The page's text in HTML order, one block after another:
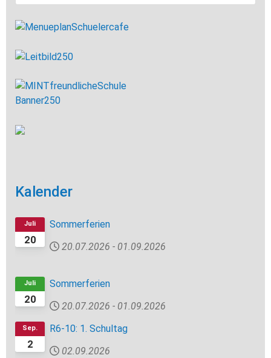
Kalender
20
Juli
Sommerferien
20.07.2026 - 01.09.2026
20
Juli
Sommerferien
20.07.2026 - 01.09.2026
2
Sep.
R6-10: 1. Schultag
02.09.2026